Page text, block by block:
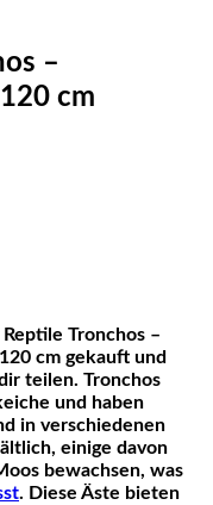
–
cm
Tronchos –
cm gekauft und
teilen. Tronchos
und haben
in verschiedenen
einige davon
bewachsen, was
. Diese Äste bieten